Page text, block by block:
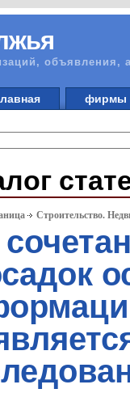
объявления,
Строительство.